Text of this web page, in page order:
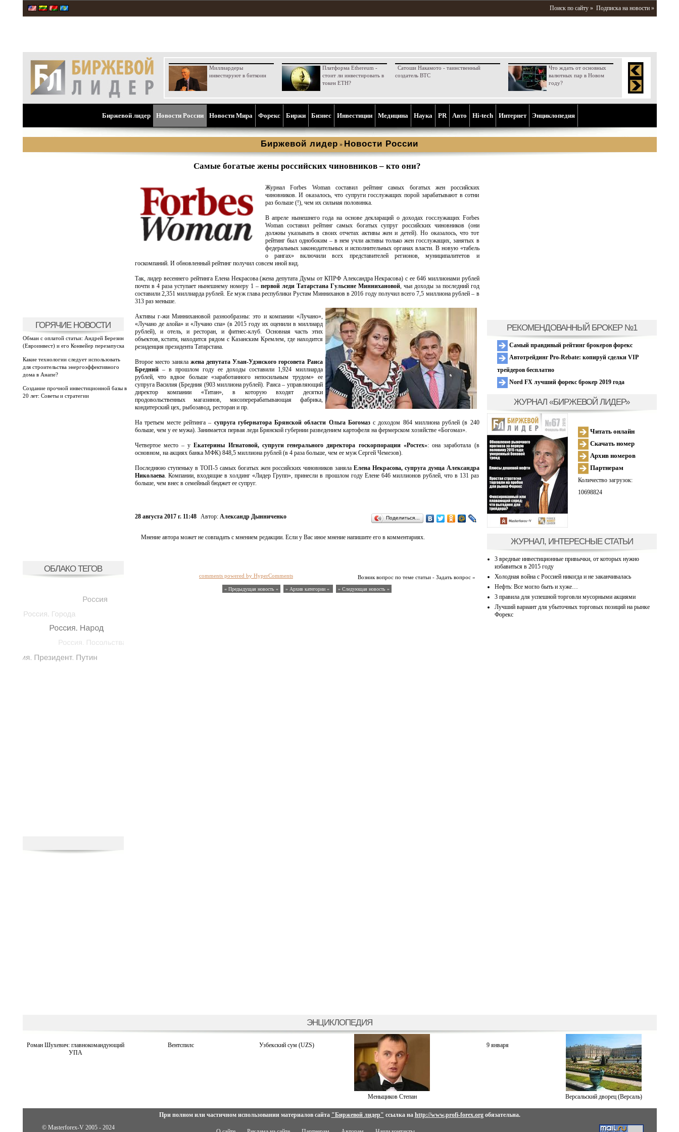
Поиск по сайту » Подписка на новости »
Миллиардеры
инвестируют в биткоин
Платформа Ethereum -
стоит ли инвестировать в
токен ETH?
Сатоши Накамото - таинственный
создатель BTC
Что ждать от основных
валютных пар в Новом
году?
Биржевой лидер Новости России Новости Мира Форекс Биржи Бизнес Инвестиции Медицина Наука PR Aвто Hi-tech Интернет Энциклопедия
Биржевой лидер » Новости России
ГОРЯЧИЕ НОВОСТИ
Обман с оплатой статьи: Андрей Березин
(Евроинвест) и его Конвейер перезапуска
Какие технологии следует использовать
для строительства энергоэффективного
дома в Анапе?
Создание прочной инвестиционной базы в
20 лет: Советы и стратегии
ОБЛАКО ТЕГОВ
Самые богатые жены российских чиновников – кто они?
Журнал Forbes Woman составил рейтинг самых богатых жен российских
чиновников. И оказалось, что супруги госслужащих порой зарабатывают в сотни
раз больше (!), чем их сильная половинка.
В апреле нынешнего года на основе деклараций о доходах госслужащих Forbes
Woman составил рейтинг самых богатых супруг российских чиновников (они
должны указывать в своих отчетах активы жен и детей). Но оказалось, что тот
рейтинг был однобоким – в нем учли активы только жен госслужащих, занятых в
федеральных законодательных и исполнительных органах власти. В новую «табель
о рангах» включили всех представителей регионов, муниципалитетов и
госкомпаний. И обновленный рейтинг получил совсем иной вид.
Так, лидер весеннего рейтинга Елена Некрасова (жена депутата Думы от КПРФ Александра Некрасова) с ее 646 миллионами рублей
почти в 4 раза уступает нынешнему номеру 1 – первой леди Татарстана Гульсине Миннихановой, чьи доходы за последний год
составили 2,351 миллиарда рублей. Ее муж глава республики Рустам Минниханов в 2016 году получил всего 7,5 миллиона рублей – в
313 раз меньше.
Активы г-жи Миннихановой разнообразны: это и компании «Лучано»,
«Лучано де алойа» и «Лучано спа» (в 2015 году их оценили в миллиард
рублей), и отель, и ресторан, и фитнес-клуб. Основная часть этих
объектов, кстати, находится рядом с Казанским Кремлем, где находится
резиденция президента Татарстана.
Второе место заняла жена депутата Улан-Удэнского горсовета Раиса
Бредний– в прошлом году ее доходы составили 1,924 миллиарда
рублей, что вдвое больше «заработанного непосильным трудом» ее
супруга Василия (Бредния (903 миллиона рублей). Раиса – управляющий
директор компании «Титан», в которую входят десятки
продовольственных магазинов, мясоперерабатывающая фабрика,
кондитерский цех, рыбозавод, ресторан и пр.
На третьем месте рейтинга – супруга губернатора Брянской области Ольга Богомазс доходом 864 миллиона рублей (в 240
больше, чем у ее мужа). Занимается первая леди Брянской губернии разведением картофеля на фермерском хозяйстве «Богомаз».
Четвертое место – уЕкатерины Игнатовой, супруги генерального директора госкорпорации «Ростех»: она заработала (в
основном, на акциях банка МФК) 848,5 миллиона рублей (в 4 раза больше, чем ее муж Сергей Чемезов).
Последнюю ступеньку в ТОП-5 самых богатых жен российских чиновников заняла Елена Некрасова, супруга думца Александра
Николаева. Компании, входящие в холдинг «Лидер Групп», принесли в прошлом году Елене 646 миллионов рублей, что в 131 раз
больше, чем внес в семейный бюджет ее супруг.
28 августа 2017 г. 11:48 Автор: Александр Дынниченко Поделиться…
Мнение автора может не совпадать с мнением редакции. Если у Вас иное мнение напишите его в комментариях.
Возник вопрос по теме статьи - Задать вопрос »
comments powered by HyperComments
« Предыдущая новость « » Архив категории « » Следующая новость »
РЕКОМЕНДОВАННЫЙ БРОКЕР №1
Самый правдивый рейтинг брокеров форекс
Автотрейдинг Pro-Rebate: копируй сделки VIP
трейдеров бесплатно
Nord FX лучший форекс брокер 2019 года
ЖУРНАЛ «БИРЖЕВОЙ ЛИДЕР»
Читать онлайн
Скачать номер
Архив номеров
Партнерам
Количество загрузок:
10698824
ЖУРНАЛ, ИНТЕРЕСНЫЕ СТАТЬИ
3 вредные инвестиционные привычки, от которых нужно
избавиться в 2015 году
Холодная война с Россией никогда и не заканчивалась
Нефть: Все могло быть и хуже…
3 правила для успешной торговли мусорными акциями
Лучший вариант для убыточных торговых позиций на рынке
Форекс
ЭНЦИКЛОПЕДИЯ
Роман Шухевич: главнокомандующий
УПА
Вентспилс Узбекский сум (UZS)
Меньщиков Степан
9 января
Версальский дворец (Версаль)
При полном или частичном использовании материалов сайта "Биржевой лидер" ссылка на http://www.profi-forex.orgобязательна.
© Masterforex-V 2005 - 2024